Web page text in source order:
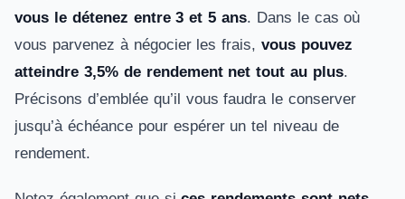
vous le détenez entre 3 et 5 ans. Dans le cas où
vous parvenez à négocier les frais,vous pouvez
atteindre 3,5% de rendement net tout au plus.
Précisons d’emblée qu’il vous faudra le conserver
jusqu’à échéance pour espérer un tel niveau de
rendement.